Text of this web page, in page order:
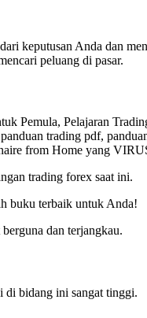
keputusan Anda dan
peluang di pasar.
Pemula, Pelajaran
trading pdf,
from Home yang
trading forex saat ini.
buku terbaik untuk Anda!
dan terjangkau.
di bidang ini sangat tinggi.